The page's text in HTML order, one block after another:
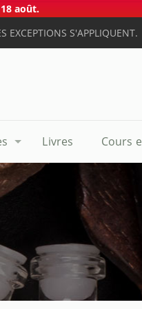
août.
EXCEPTIONS S'APPLIQUENT.
Livres Cours